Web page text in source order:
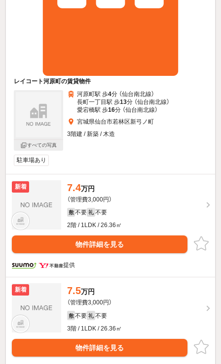
レイコート河原町の賃貸物件
すべての写真
河原町駅 歩4分 （仙台南北線）
長町一丁目駅 歩13分 （仙台南北線）
愛宕橋駅 歩16分 （仙台南北線）
宮城県仙台市若林区新弓ノ町
3階建 / 新築 / 木造
駐車場あり
新着 7.4万円
（管理費3,000円）
敷 不要 礼 不要
2階 / 1LDK / 26.36㎡
物件詳細を見る
提供
新着 7.5万円
（管理費3,000円）
敷 不要 礼 不要
3階 / 1LDK / 26.36㎡
物件詳細を見る